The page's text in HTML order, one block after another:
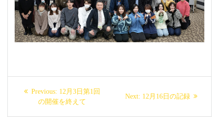
Previous: Previous
post:
12月3日第1回
の開催を終えて
Next: Next
12月16日の記録